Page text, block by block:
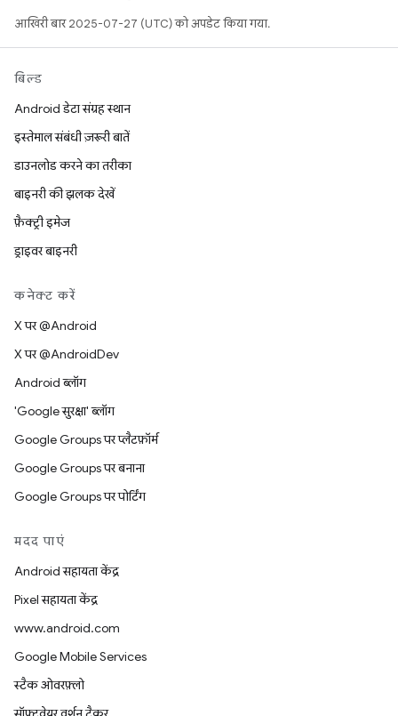
आखिरी बार 2025-07-27 (UTC) को अपडेट किया गया.
बिल्ड
Android डेटा संग्रह स्थान
इस्तेमाल संबंधी ज़रूरी बातें
डाउनलोड करने का तरीका
बाइनरी की झलक देखें
फ़ैक्ट्री इमेज
ड्राइवर बाइनरी
कनेक्ट करें
X पर @Android
X पर @AndroidDev
Android ब्लॉग
'Google सुरक्षा' ब्लॉग
Google Groups पर प्लैटफ़ॉर्म
Google Groups पर बनाना
Google Groups पर पोर्टिंग
मदद पाएं
Android सहायता केंद्र
Pixel सहायता केंद्र
www.android.com
Google Mobile Services
स्टैक ओवरफ़्लो